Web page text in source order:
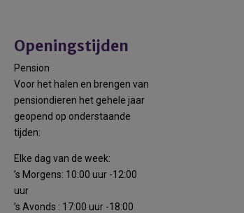
Openingstijden
Pension
Voor het halen en brengen van
pensiondieren het gehele jaar
geopend op onderstaande
tijden:
Elke dag van de week:
’s Morgens: 10:00 uur -12:00
uur
’s Avonds : 17:00 uur -18:00